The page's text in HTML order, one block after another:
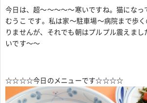
今日は、超～～～～～寒いですね。猫になっ
むうこ です。私は家～駐車場～病院まで歩
りませんが、それでも朝はプルプル震えま
いです～～
☆☆☆☆今日のメニューです☆☆☆☆